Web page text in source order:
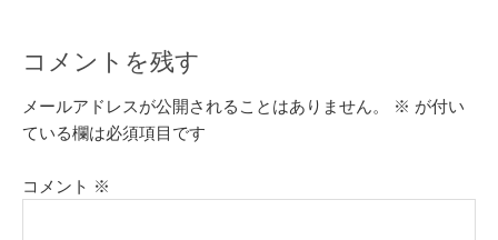
コメントを残す
メールアドレスが公開されることはありません。 ※ が付い
ている欄は必須項目です
コメント ※